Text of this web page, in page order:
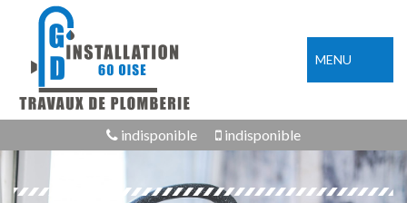
MENU
indisponible indisponible